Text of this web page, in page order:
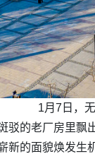
1月7日，
驳的老厂房里
新的面貌焕发生机